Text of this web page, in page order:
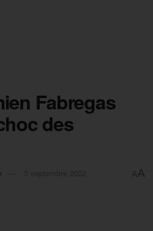
Fabregas
des
AA